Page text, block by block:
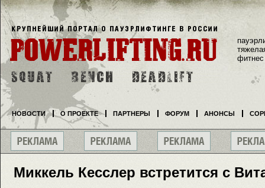
Миккель Кесслер встретится с
фитнес
НОВОСТИ О ПРОЕКТЕ ПАРТНЕРЫ ФОРУМ АНОНСЫ